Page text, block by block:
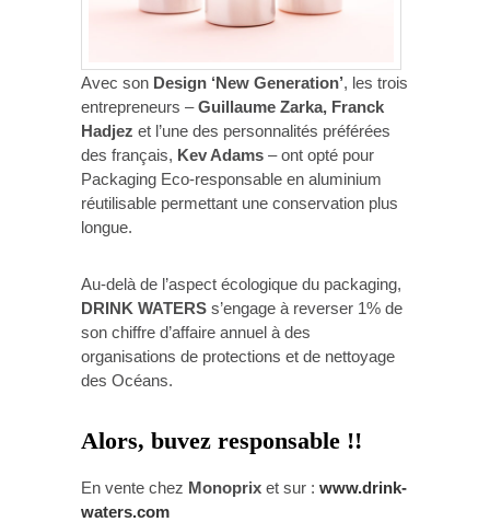
Avec son Design ‘New Generation’, les trois
entrepreneurs –Guillaume Zarka, Franck
Hadjez et l’une des personnalités préférées
des français, Kev Adams – ont opté pour
Packaging Eco-responsable en aluminium
réutilisable permettant une conservation plus
longue.
Au-delà de l’aspect écologique du packaging,
DRINK WATERS s’engage à reverser 1% de
son chiffre d’affaire annuel à des
organisations de protections et de nettoyage
des Océans.
Alors, buvez responsable !!
En vente chez Monoprix et sur : www.drink-
waters.com